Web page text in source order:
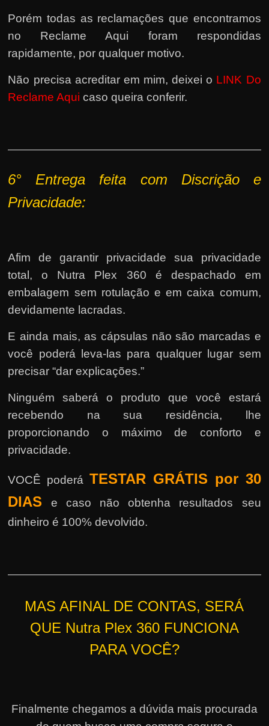
Porém todas as reclamações que encontramos
no Reclame Aqui foram respondidas
rapidamente, por qualquer motivo.
Não precisa acreditar em mim, deixei o LINK Do
Reclame Aqui caso queira conferir.
6° Entrega feita com Discrição e
Privacidade:
Afim de garantir privacidade sua privacidade
total, o Nutra Plex 360 é despachado em
embalagem sem rotulação e em caixa comum,
devidamente lacradas.
E ainda mais, as cápsulas não são marcadas e
você poderá leva-las para qualquer lugar sem
precisar “dar explicações.”
Ninguém saberá o produto que você estará
recebendo na sua residência, lhe
proporcionando o máximo de conforto e
privacidade.
VOCÊ poderá TESTAR GRÁTIS por 30
DIAS
e caso não obtenha resultados seu
dinheiro é 100% devolvido.
MAS AFINAL DE CONTAS, SERÁ
QUE Nutra Plex 360 FUNCIONA
PARA VOCÊ?
Finalmente chegamos a dúvida mais procurada